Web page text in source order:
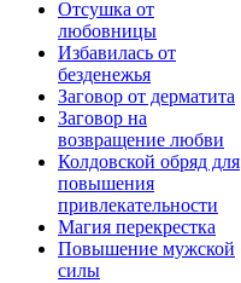
Отсушка от
любовницы
Избавилась от
безденежья
Заговор от дерматита
Заговор на
возвращение любви
Колдовской обряд для
повышения
привлекательности
Магия перекрестка
Повышение мужской
силы